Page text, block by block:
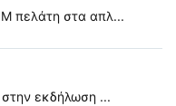
πελάτη στα απλ...
στην εκδήλωση ...